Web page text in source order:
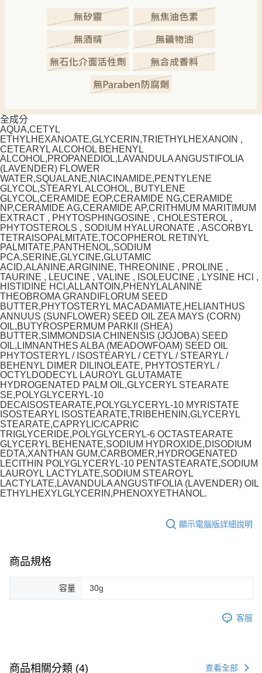
全成分
AQUA,CETYL
ETHYLHEXANOATE,GLYCERIN,TRIETHYLHEXANOIN ,
CETEARYL ALCOHOL BEHENYL
ALCOHOL,PROPANEDIOL,LAVANDULA ANGUSTIFOLIA
(LAVENDER) FLOWER
WATER,SQUALANE,NIACINAMIDE,PENTYLENE
GLYCOL,STEARYL ALCOHOL, BUTYLENE
GLYCOL,CERAMIDE EOP,CERAMIDE NG,CERAMIDE
NP,CERAMIDE AG,CERAMIDE AP,CRITHMUM MARITIMUM
EXTRACT , PHYTOSPHINGOSINE , CHOLESTEROL ,
PHYTOSTEROLS , SODIUM HYALURONATE , ASCORBYL
TETRAISOPALMITATE,TOCOPHEROL RETINYL
PALMITATE,PANTHENOL,SODIUM
PCA,SERINE,GLYCINE,GLUTAMIC
ACID,ALANINE,ARGININE, THREONINE , PROLINE ,
TAURINE , LEUCINE , VALINE , ISOLEUCINE , LYSINE HCl ,
HISTIDINE HCl,ALLANTOIN,PHENYLALANINE
THEOBROMA GRANDIFLORUM SEED
BUTTER,PHYTOSTERYL MACADAMIATE,HELIANTHUS
ANNUUS (SUNFLOWER) SEED OIL ZEA MAYS (CORN)
OIL,BUTYROSPERMUM PARKII (SHEA)
BUTTER,SIMMONDSIA CHINENSIS (JOJOBA) SEED
OIL,LIMNANTHES ALBA (MEADOWFOAM) SEED OIL
PHYTOSTERYL / ISOSTEARYL / CETYL / STEARYL /
BEHENYL DIMER DILINOLEATE, PHYTOSTERYL /
OCTYLDODECYL LAUROYL GLUTAMATE
HYDROGENATED PALM OIL,GLYCERYL STEARATE
SE,POLYGLYCERYL-10
DECAISOSTEARATE,POLYGLYCERYL-10 MYRISTATE
ISOSTEARYL ISOSTEARATE,TRIBEHENIN,GLYCERYL
STEARATE,CAPRYLIC/CAPRIC
TRIGLYCERIDE,POLYGLYCERYL-6 OCTASTEARATE
GLYCERYL BEHENATE,SODIUM HYDROXIDE,DISODIUM
EDTA,XANTHAN GUM,CARBOMER,HYDROGENATED
LECITHIN POLYGLYCERYL-10 PENTASTEARATE,SODIUM
LAUROYL LACTYLATE,SODIUM STEAROYL
LACTYLATE,LAVANDULA ANGUSTIFOLIA (LAVENDER) OIL
ETHYLHEXYLGLYCERIN,PHENOXYETHANOL.
顯示電腦版詳細說明
商品規格
容量 30g
客服
商品相關分類 (4) 查看全部